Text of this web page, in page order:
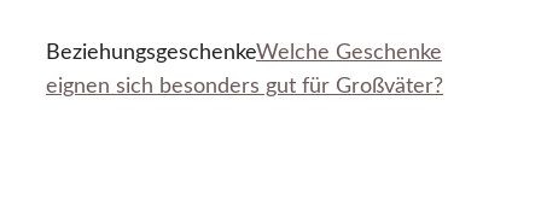
BeziehungsgeschenkeWelche Geschenke
eignen sich besonders gut für Großväter?